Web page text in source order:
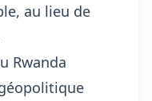
au lieu de
Rwanda